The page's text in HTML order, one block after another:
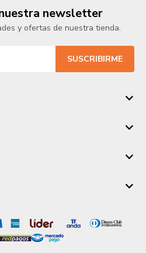
newsletter
y ofertas de nuestra tienda.
SUSCRIBIRME